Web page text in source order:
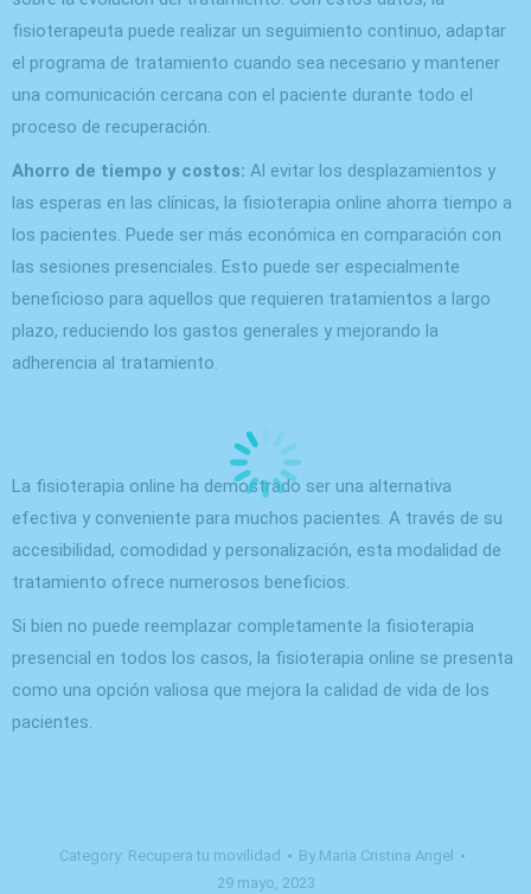
fisioterapeuta puede realizar un seguimiento continuo, adaptar
el programa de tratamiento cuando sea necesario y mantener
una comunicación cercana con el paciente durante todo el
proceso de recuperación.
Ahorro de tiempo y costos: Al evitar los desplazamientos y
las esperas en las clínicas, la fisioterapia online ahorra tiempo a
los pacientes. Puede ser más económica en comparación con
las sesiones presenciales. Esto puede ser especialmente
beneficioso para aquellos que requieren tratamientos a largo
plazo, reduciendo los gastos generales y mejorando la
adherencia al tratamiento.
La fisioterapia online ha demostrado ser una alternativa
efectiva y conveniente para muchos pacientes. A través de su
accesibilidad, comodidad y personalización, esta modalidad de
tratamiento ofrece numerosos beneficios.
Si bien no puede reemplazar completamente la fisioterapia
presencial en todos los casos, la fisioterapia online se presenta
como una opción valiosa que mejora la calidad de vida de los
pacientes.
Category: Recupera tu movilidad By Maria Cristina Angel
29 mayo, 2023